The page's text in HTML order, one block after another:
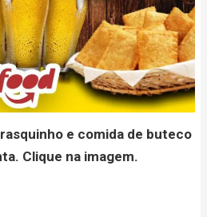
e comida de buteco
Clique na imagem.